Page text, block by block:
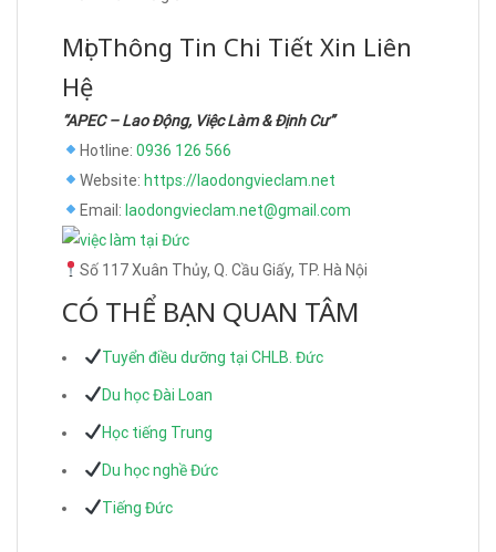
Mọi Thông Tin Chi Tiết Xin Liên
Hệ
“APEC – Lao Động, Việc Làm & Định Cư”
Hotline: 0936 126 566
Website: https://laodongvieclam.net
Email: laodongvieclam.net@gmail.com
Số 117 Xuân Thủy, Q. Cầu Giấy, TP. Hà Nội
CÓ THỂ BẠN QUAN TÂM
Tuyển điều dưỡng tại CHLB. Đức
Du học Đài Loan
Học tiếng Trung
Du học nghề Đức
Tiếng Đức